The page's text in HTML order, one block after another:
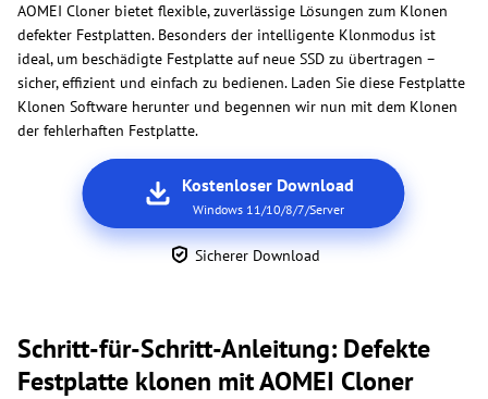
AOMEI Cloner bietet flexible, zuverlässige Lösungen zum Klonen
defekter Festplatten. Besonders der intelligente Klonmodus ist
ideal, um beschädigte Festplatte auf neue SSD zu übertragen –
sicher, effizient und einfach zu bedienen. Laden Sie diese Festplatte
Klonen Software herunter und begennen wir nun mit dem Klonen
der fehlerhaften Festplatte.
Kostenloser Download
Windows 11/10/8/7/Server
Sicherer Download
Schritt-für-Schritt-Anleitung: Defekte
Festplatte klonen mit AOMEI Cloner